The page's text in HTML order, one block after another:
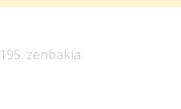
195. zenbakia